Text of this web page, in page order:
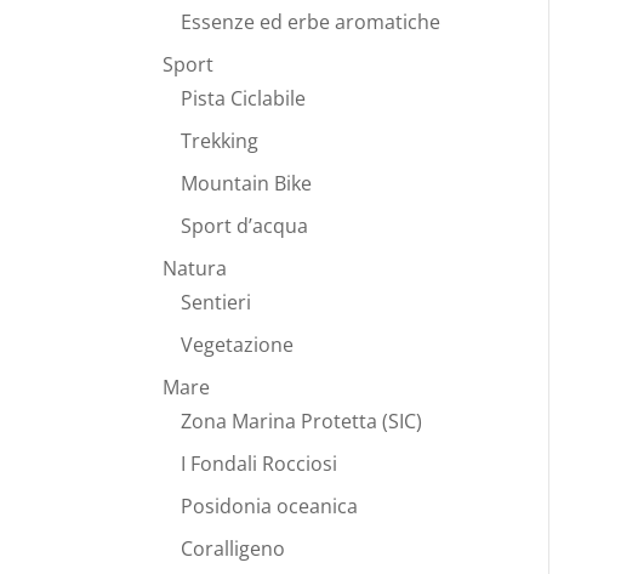
Essenze ed erbe aromatiche
Sport
Pista Ciclabile
Trekking
Mountain Bike
Sport d’acqua
Natura
Sentieri
Vegetazione
Mare
Zona Marina Protetta (SIC)
I Fondali Rocciosi
Posidonia oceanica
Coralligeno